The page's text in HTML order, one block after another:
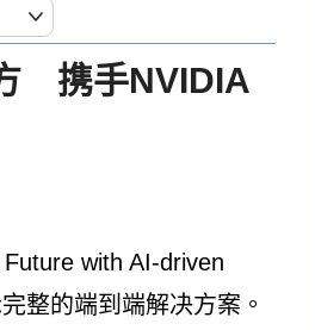
携手NVIDIA
with AI-driven
整的端到端解决方案。